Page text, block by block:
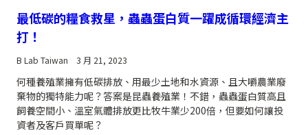
最低碳的糧食救星，蟲蟲蛋白質一躍成循環經濟主
打！
B Lab Taiwan 3 月 21, 2023
何種養殖業擁有低碳排放、用最少土地和水資源、且大嚼農業廢
棄物的獨特能力呢？答案是昆蟲養殖業！不錯，蟲蟲蛋白質高且
飼養空間小、溫室氣體排放更比牧牛業少200倍，但要如何讓投
資者及客戶買單呢？